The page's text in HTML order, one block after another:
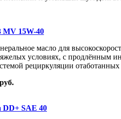
MV 15W-40
масло для
условиях, с продлённым
рециркуляции отаботанных
DD+ SAE 40